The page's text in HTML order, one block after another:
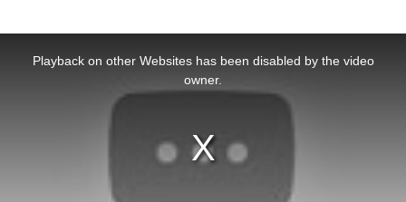
Playback on other Websites has been disabled by the video
owner.